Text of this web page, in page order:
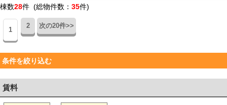
棟数28件 (総物件数： 35件)
1
2 次の20件>>
条件を絞り込む
賃料